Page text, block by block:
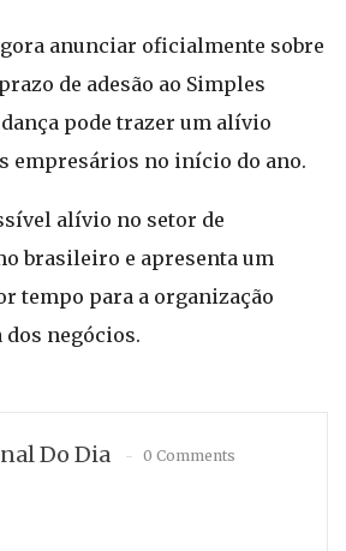
anunciar oficialmente sobre
de adesão ao Simples
pode trazer um alívio
empresários no início do ano.
alívio no setor de
brasileiro e apresenta um
tempo para a organização
dos negócios.
Do Dia 0 Comments